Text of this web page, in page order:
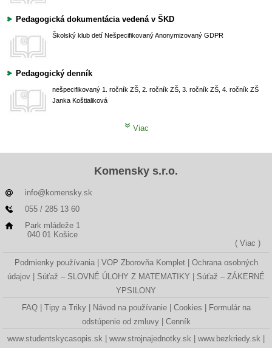
Pedagogická dokumentácia vedená v ŠKD
Školský klub detí NešpecifikovanýAnonymizovaný GDPR
Pedagogický denník
nešpecifikovaný 1. ročník ZŠ, 2. ročník ZŠ, 3. ročník ZŠ, 4. ročník ZŠ
Janka Koštialiková
Viac
Komensky s.r.o.
info@komensky.sk
055 / 285 13 60
Park mládeže 1
040 01 Košice
( Viac )
Podmienky používania VOP Zborovňa Komplet
Ochrana osobných
údajov
Súťaž – SLOVNÉ ÚLOHY Z MATEMATIKY
Súťaž – ZÁKERNÉ
YPSILONY
FAQ
Tipy a Triky Návod na používanie Cookies
Formulár na
odstúpenie od zmluvy
Cenník
www.studentskycasopis.sk
www.strojnajednotky.sk www.bezkriedy.sk